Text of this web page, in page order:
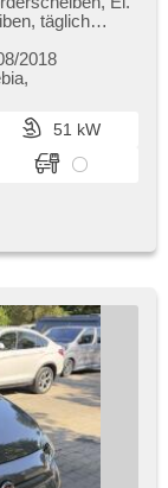
täglich
4x Airbag,
zadní,
2018
Cebia,​
51 kW